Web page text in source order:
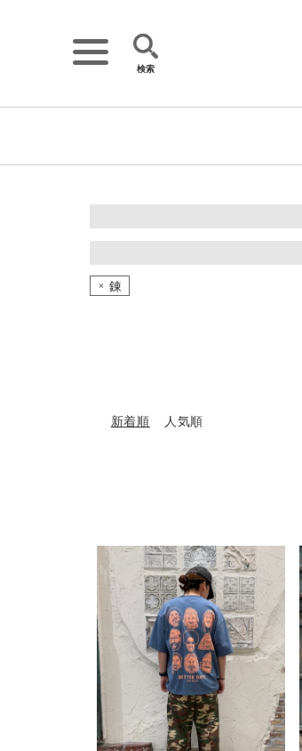
検索
ログイン / マイページ
お気に入りアイテム
注文履歴
~149cm
150~154cm
錬
新着順 人気順